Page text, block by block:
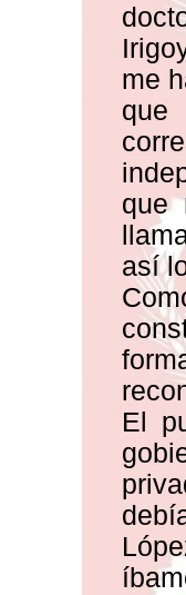
me
que
que
así
El